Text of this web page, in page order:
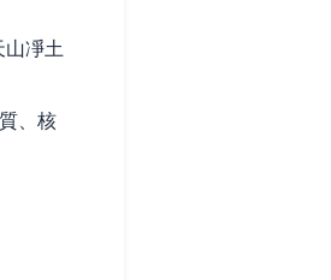
山凈土
、核